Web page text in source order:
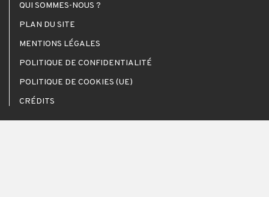
QUI SOMMES-NOUS ?
PLAN DU SITE
MENTIONS LÉGALES
POLITIQUE DE CONFIDENTIALITÉ
POLITIQUE DE COOKIES (UE)
CRÉDITS